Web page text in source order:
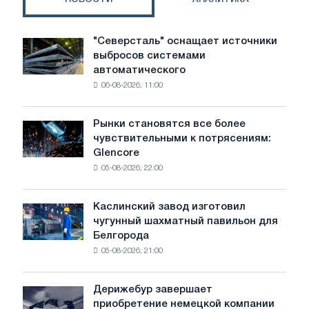
и
месяцев
2018
"Северсталь"
оснащает
источники
автоматического
контроля
"Северсталь" оснащает источники
выбросов системами
автоматического
06-08-2026, 11:00
Рынки
становятся
все
потрясениям:
Glencore
Рынки становятся все более
чувствительными к потрясениям:
Glencore
05-08-2026, 22:00
Каслинский
завод
изготовил
для
Каслинский завод изготовил
чугунный шахматный павильон для
Белгорода
05-08-2026, 21:00
Дерижебур
Дерижебур завершает
приобретение немецкой компании